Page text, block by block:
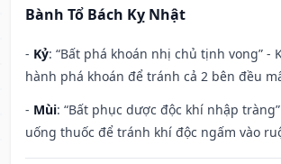
Bành Tổ Bách Kỵ Nhật
- Kỷ: “Bất phá khoán nhị chủ tịnh vong” -
hành phá khoán để tránh cả 2 bên đều
- Mùi: “Bất phục dược độc khí nhập
uống thuốc để tránh khí độc ngấm vào